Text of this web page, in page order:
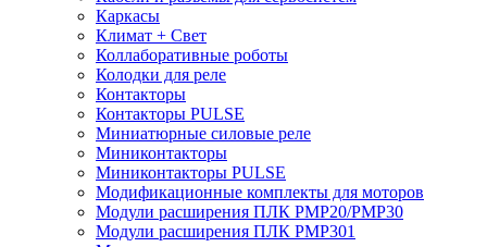
Каркасы
Климат + Свет
Коллаборативные роботы
Колодки для реле
Контакторы
Контакторы PULSE
Миниатюрные силовые реле
Миниконтакторы
Миниконтакторы PULSE
Модификационные комплекты для моторов
Модули расширения ПЛК PMP20/PMP30
Модули расширения ПЛК PMP301